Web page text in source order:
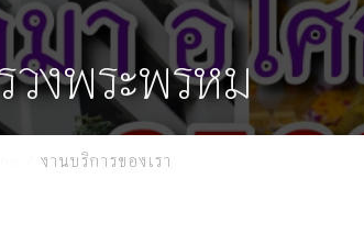
วงพระพรหม
/งานบริการของเรา